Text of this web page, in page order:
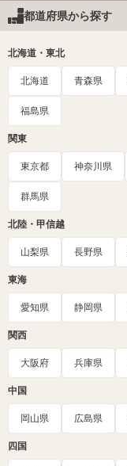
都道府県から探す
北海道・東北
北海道 青森県
福島県
関東
東京都 神奈川県
群馬県
北陸・甲信越
山梨県 長野県
東海
愛知県 静岡県
関西
大阪府 兵庫県
中国
岡山県 広島県
四国